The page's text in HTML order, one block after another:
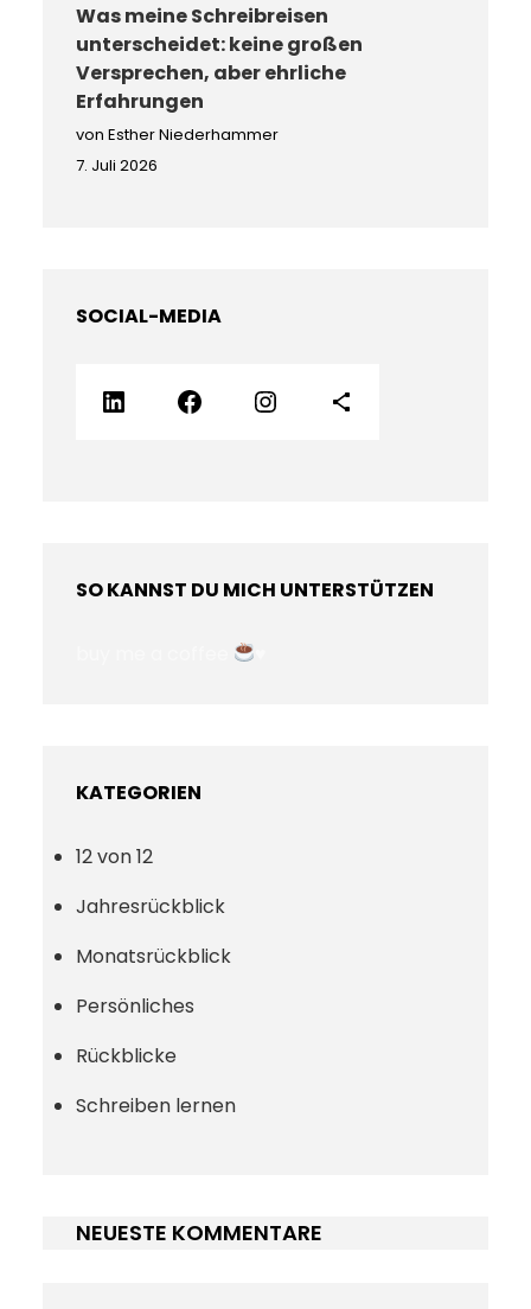
Was meine Schreibreisen
unterscheidet: keine großen
Versprechen, aber ehrliche
Erfahrungen
von Esther Niederhammer
7. Juli 2026
SOCIAL-MEDIA
LinkedIn Facebook Instagram Teilen-Icon
SO KANNST DU MICH UNTERSTÜTZEN
KATEGORIEN
12 von 12
Jahresrückblick
Monatsrückblick
Persönliches
Rückblicke
Schreiben lernen
NEUESTE KOMMENTARE